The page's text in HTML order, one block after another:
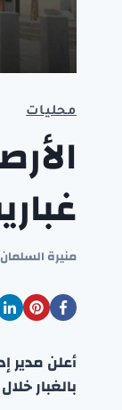
محليات
منيرة السلمان
أعلن مدير
بالغبار